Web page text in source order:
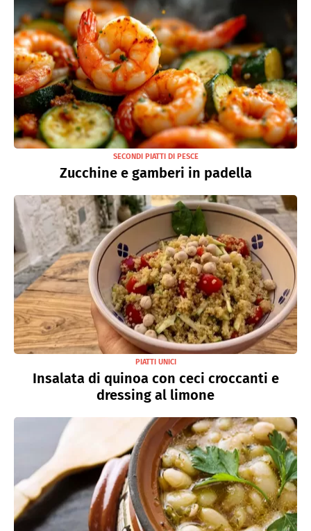
SECONDI PIATTI DI PESCE
Zucchine e gamberi in padella
PIATTI UNICI
Insalata di quinoa con ceci croccanti e
dressing al limone